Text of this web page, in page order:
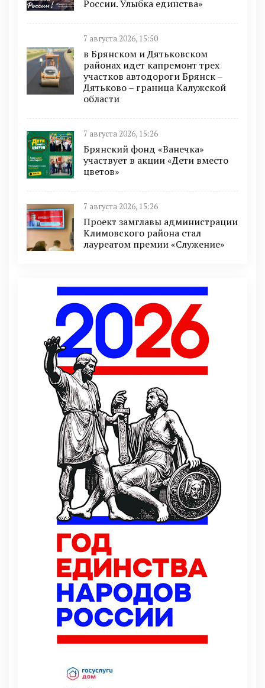
России. Улыбка единства»
7 августа 2026, 15:50
в Брянском и Дятьковском
районах идет капремонт трех
участков автодороги Брянск –
Дятьково – граница Калужской
области
7 августа 2026, 15:26
Брянский фонд «Ванечка»
участвует в акции «Дети вместо
цветов»
7 августа 2026, 15:26
Проект замглавы администрации
Климовского района стал
лауреатом премии «Служение»